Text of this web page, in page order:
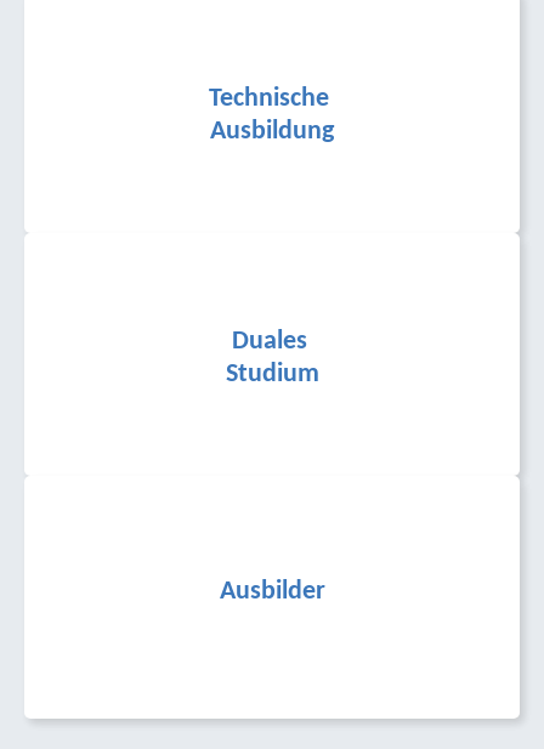
Technische
Ausbildung
Duales
Studium
Ausbilder